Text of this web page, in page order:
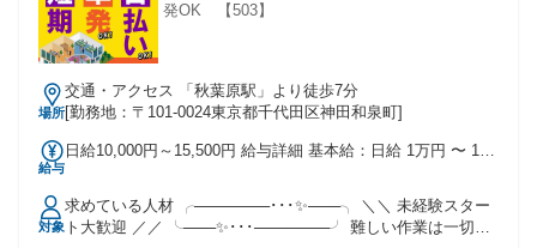
交渉力・調整力が、入社直後から武器になります。
╭━━━━━━━━━━━━━━━━━━━━╮ ❷ 世界中を
舞台に、語学を武器に活躍できる ╰━ｖ
━━━━━━━━━━━━━━━━━━╯ ・世界30ヵ国以上
と取引 ・海外メーカー／商社とのやり取り・交渉が日常 ・語
す ➽ 海外営業の経験を活かし、「英語で戦う仕事」をしたい
3〜5回の海外出張（1〜3週間） ╰━ｖ
━━━━━━━━━━━━━╯ ・アジア／欧州／米州／中東
など多様な地域へ出張 ・出張期間は1〜3週間程度（訪問先に
発OK 【503】
場所
交通・アクセス 「秋葉原駅」より徒歩7分
[勤務地：〒101-0024東京都千代田区神田和泉町]
給与
日給10,000円～15,500円 給与詳細 基本給：日給 1万円 〜 1万
れる通勤・皆勤・家族手当金額：なし 全員に一律で支払われ
るその他手当金額：なし ⭐日払いOK！ ⭐現場により各種手当
あり！ ⭐早く終わっても日給全額保証
対象
求めている人材 ╭───────･･･✨───╮ ＼＼ 未経験スター
ト大歓迎 ／／ ╰───✨･･･───────╯ 難しい作業は一切あ